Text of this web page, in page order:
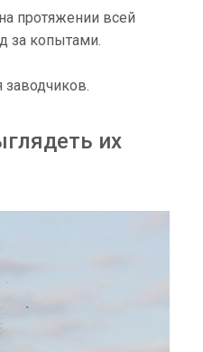
протяжении всей
за копытами.
их